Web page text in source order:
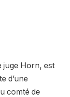
juge Horn, est
d’une
comté de